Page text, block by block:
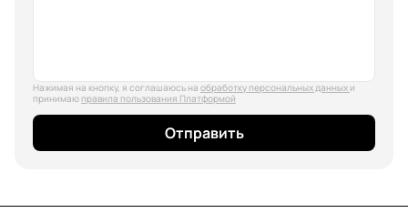
Нажимая на кнопку, я соглашаюсь на обработку персональных данных и
принимаю правила пользования Платформой
Отправить